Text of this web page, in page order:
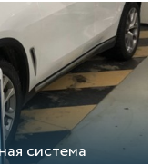
система